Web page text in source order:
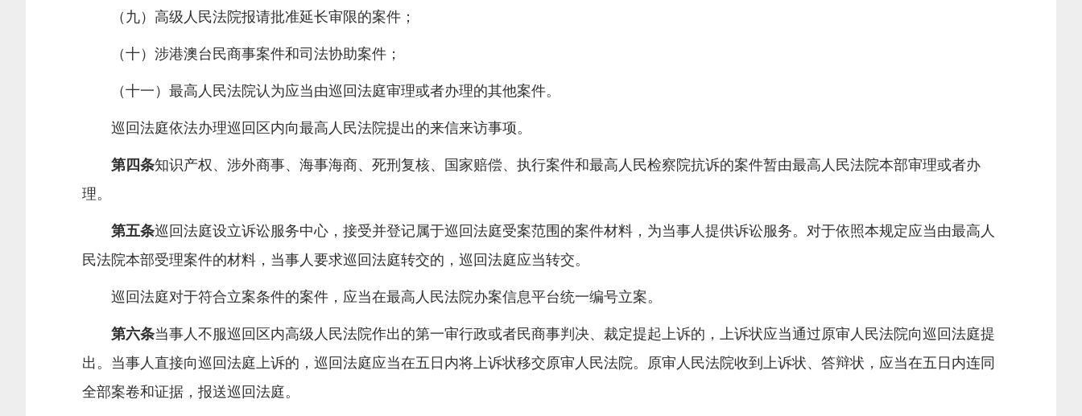
（九）高级人民法院报请批准延长审限的案件；
（十）涉港澳台民商事案件和司法协助案件；
（十一）最高人民法院认为应当由巡回法庭审理或者办理的其他案件。
巡回法庭依法办理巡回区内向最高人民法院提出的来信来访事项。
第四条知识产权、涉外商事、海事海商、死刑复核、国家赔偿、执行案件和最高人民检察院抗诉的案件暂由最高人民法院本部审理或者办
理。
第五条巡回法庭设立诉讼服务中心，接受并登记属于巡回法庭受案范围的案件材料，为当事人提供诉讼服务。对于依照本规定应当由最高人
民法院本部受理案件的材料，当事人要求巡回法庭转交的，巡回法庭应当转交。
巡回法庭对于符合立案条件的案件，应当在最高人民法院办案信息平台统一编号立案。
第六条当事人不服巡回区内高级人民法院作出的第一审行政或者民商事判决、裁定提起上诉的，上诉状应当通过原审人民法院向巡回法庭提
出。当事人直接向巡回法庭上诉的，巡回法庭应当在五日内将上诉状移交原审人民法院。原审人民法院收到上诉状、答辩状，应当在五日内连同
全部案卷和证据，报送巡回法庭。